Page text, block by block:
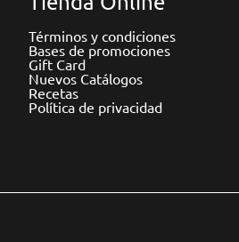
Términos y condiciones
Bases de promociones
Gift Card
Nuevos Catálogos
Recetas
Política de privacidad